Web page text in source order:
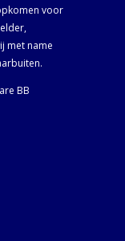
voor
met name
BB